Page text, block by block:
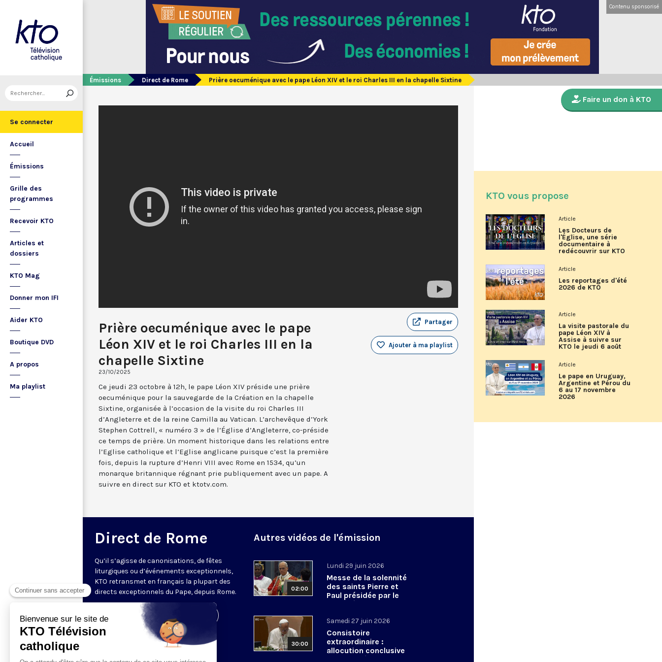
Se connecter
Accueil
Émissions
Grille des
programmes
Recevoir KTO
Articles et
dossiers
KTO Mag
Donner mon IFI
Aider KTO
Boutique DVD
A propos
Ma playlist
Contenu sponsorisé
Émissions Direct de Rome Prière oecuménique avec le pape Léon XIV et le roi Charles III en la chapelle Sixtine
Prière oecuménique avec le pape
Léon XIV et le roi Charles III en la
chapelle Sixtine
23/10/2025
Partager
Ajouter à ma playlist
Ce jeudi 23 octobre à 12h, le pape Léon XIV préside une prière
oecuménique pour la sauvegarde de la Création en la chapelle
Sixtine, organisée à l’occasion de la visite du roi Charles III
d’Angleterre et de la reine Camilla au Vatican. L’archevêque d’York
Stephen Cottrell, « numéro 3 » de l’Église d’Angleterre, co-préside
ce temps de prière. Un moment historique dans les relations entre
l’Eglise catholique et l’Eglise anglicane puisque c’est la première
fois, depuis la rupture d’Henri VIII avec Rome en 1534, qu’un
monarque britannique régnant prie publiquement avec un pape. A
suivre en direct sur KTO et ktotv.com.
Direct de Rome
Qu’il s’agisse de canonisations, de fêtes
liturgiques ou d’événements exceptionnels,
KTO retransmet en français la plupart des
directs exceptionnels du Pape, depuis Rome.
Visiter la page de l'émission
Autres vidéos de l'émission
02:00
Lundi 29 juin 2026
Messe de la solennité
des saints Pierre et
Paul présidée par le
pape Léon XIV - 29 juin
30:00
Samedi 27 juin 2026
Consistoire
extraordinaire :
allocution conclusive
du pape Léon XIV et Te
Faire un don à KTO
KTO vous propose
Article
Les Docteurs de
l'Église, une série
documentaire à
redécouvrir sur KTO
Article
Les reportages d'été
2026 de KTO
Article
La visite pastorale du
pape Léon XIV à
Assise à suivre sur
KTO le jeudi 6 août
Article
Le pape en Uruguay,
Argentine et Pérou du
6 au 17 novembre
2026